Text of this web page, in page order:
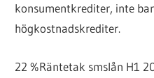
konsumentkrediter, inte
högkostnadskrediter.
22 %Räntetak smslån H1